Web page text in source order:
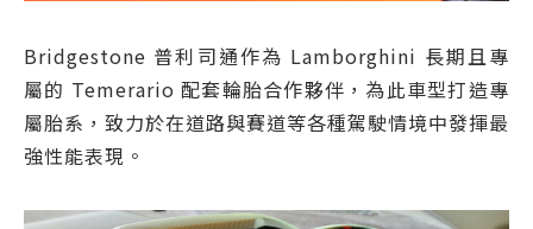
Bridgestone 普利司通作為 Lamborghini 長期且專
屬的 Temerario 配套輪胎合作夥伴，為此車型打造專
屬胎系，致力於在道路與賽道等各種駕駛情境中發揮最
強性能表現。